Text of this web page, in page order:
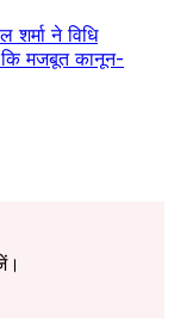
ने विधि
कि मजबूत कानून-